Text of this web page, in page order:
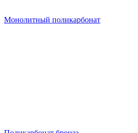
Монолитный поликарбонат